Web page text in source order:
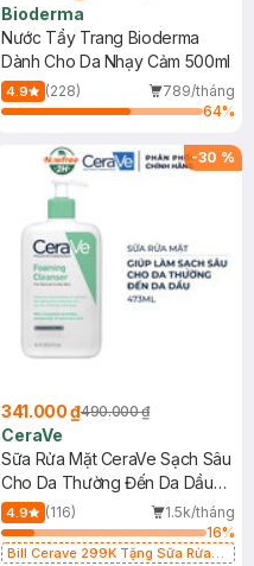
Bioderma
Nước Tẩy Trang Bioderma
Dành Cho Da Nhạy Cảm 500ml
4.9 (228)
789/tháng
64%
-30 %
341.000 ₫490.000 ₫
CeraVe
Sữa Rửa Mặt CeraVe Sạch Sâu
Cho Da Thường Đến Da Dầu
473ml
4.9 (116)
1.5k/tháng
16%
Bill Cerave 299K Tặng Sữa Rửa